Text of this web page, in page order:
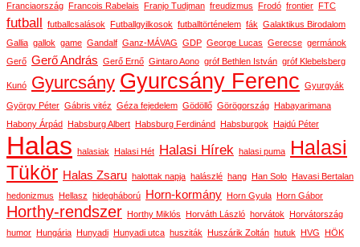
Franciaország
Francois Rabelais Franjo Tudjman freudizmus Frodó frontier FTC
futball futballcsalások Futballgyilkosok futballtörténelem fák Galaktikus Birodalom
Gallia gallok game Gandalf Ganz-MÁVAG GDP George Lucas Gerecse germánok
Gerő Gerő András Gerő Ernő Gintaro Aono gróf Bethlen István gróf Klebelsberg
Kunó Gyurcsány Gyurcsány Ferenc Gyurgyák
György Péter Gábris vitéz Géza fejedelem Gödöllő Görögország
Habayarimana
Habony Árpád
Habsburg Albert Habsburg Ferdinánd Habsburgok Hajdú Péter
Halas halasiak Halasi Hét Halasi Hírek halasi puma
Halasi
Tükör Halas Zsaru halottak napja halászlé hang Han Solo
Havasi Bertalan
hedonizmus
Hellasz hidegháború Horn-kormány Horn Gyula Horn Gábor
Horthy-rendszer Horthy Miklós Horváth László horvátok
Horvátország
humor
Hungária Hunyadi Hunyadi utca husziták Huszárik Zoltán hutuk HVG
HÖK